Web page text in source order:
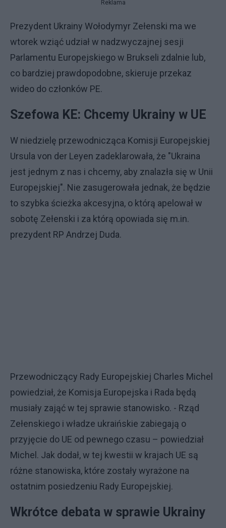
Reklama
Prezydent Ukrainy Wołodymyr Zełenski ma we
wtorek wziąć udział w nadzwyczajnej sesji
Parlamentu Europejskiego w Brukseli zdalnie lub,
co bardziej prawdopodobne, skieruje przekaz
wideo do członków PE.
Szefowa KE: Chcemy Ukrainy w UE
W niedzielę przewodnicząca Komisji Europejskiej
Ursula von der Leyen zadeklarowała, że "Ukraina
jest jednym z nas i chcemy, aby znalazła się w Unii
Europejskiej". Nie zasugerowała jednak, że będzie
to szybka ścieżka akcesyjna, o którą apelował w
sobotę Zełenski i za którą opowiada się m.in.
prezydent RP Andrzej Duda.
Przewodniczący Rady Europejskiej Charles Michel
powiedział, że Komisja Europejska i Rada będą
musiały zająć w tej sprawie stanowisko. - Rząd
Zełenskiego i władze ukraińskie zabiegają o
przyjęcie do UE od pewnego czasu – powiedział
Michel. Jak dodał, w tej kwestii w krajach UE są
różne stanowiska, które zostały wyrażone na
ostatnim posiedzeniu Rady Europejskiej.
Wkrótce debata w sprawie Ukrainy